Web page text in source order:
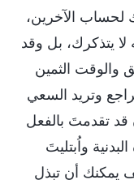
لحساب الآخرين،
لا يتذكرك، بل وقد
الثمين
وتريد السعي
قد تقدمتَ بالفعل
واُبتليتَ
يمكنك أن تبذل